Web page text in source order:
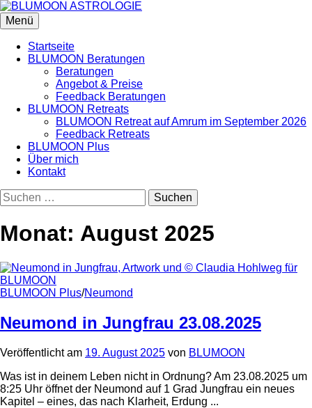
Zum
Inhalt
überspringen
Menü
Startseite
BLUMOON Beratungen
Beratungen
Angebot & Preise
Feedback Beratungen
BLUMOON Retreats
BLUMOON Retreat auf Amrum im September 2026
Feedback Retreats
BLUMOON Plus
Über mich
Kontakt
Suchen
nach:
Monat: August 2025
BLUMOON Plus/Neumond
Neumond in Jungfrau 23.08.2025
Veröffentlichtam 19. August 2025 von BLUMOON
Was ist in deinem Leben nicht in Ordnung? Am 23.08.2025 um
8:25 Uhr öffnet der Neumond auf 1 Grad Jungfrau ein neues
Kapitel – eines, das nach Klarheit, Erdung ...